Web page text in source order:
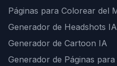
Páginas para Colorear del
Generador de Headshots IA
Generador de Cartoon IA
Generador de Páginas